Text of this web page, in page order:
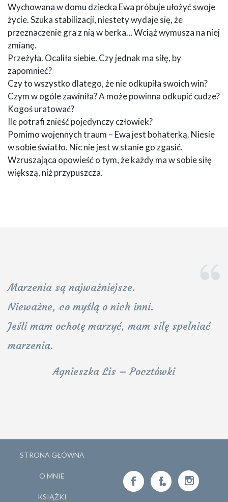
Wychowana w domu dziecka Ewa próbuje ułożyć swoje
życie. Szuka stabilizacji, niestety wydaje się, że
przeznaczenie gra z nią w berka… Wciąż wymusza na niej
zmianę.
Przeżyła. Ocaliła siebie. Czy jednak ma siłę, by
zapomnieć?
Czy to wszystko dlatego, że nie odkupiła swoich win?
Czym w ogóle zawiniła? A może powinna odkupić cudze?
Kogoś uratować?
Ile potrafi znieść pojedynczy człowiek?
Pomimo wojennych traum – Ewa jest bohaterką. Niesie
w sobie światło. Nic nie jest w stanie go zgasić.
Wzruszająca opowieść o tym, że każdy ma w sobie siłę
większą, niż przypuszcza.
Marzenia są najważniejsze.
Nieważne, co myślą o nich inni.
Jeśli mam ochotę marzyć, mam siłę spełniać
marzenia.
Agnieszka Lis – Pocztówki
STRONA GŁÓWNA
O MNIE
KSIĄŻKI